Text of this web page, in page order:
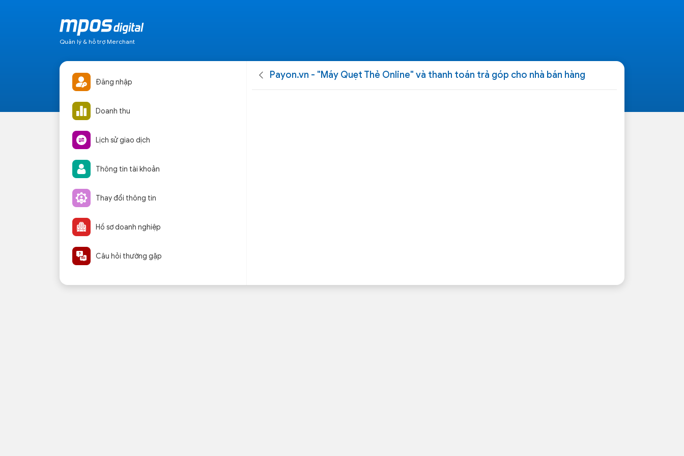
Quản lý & hỗ trợ Merchant
Đăng nhập
Doanh thu
Lịch sử giao dịch
Thông tin tài khoản
Thay đổi thông tin
Hồ sơ doanh nghiệp
Câu hỏi thường gặp
Payon.vn - "Máy Quẹt Thẻ Online" và thanh toán trả góp cho nhà bán hàng